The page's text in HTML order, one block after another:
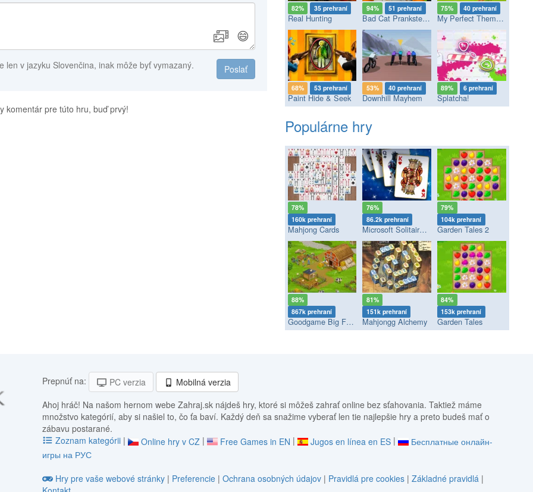
😄
Poslať
len v jazyku Slovenčina, inak môže byť vymazaný.
komentár pre túto hru, buď prvý!
82% 35 prehraní
Real Hunting
94% 51 prehraní
Bad Cat Prankster - Mom’s Return
75% 40 prehraní
My Perfect Theme Park
68% 53 prehraní
Paint Hide & Seek
53% 40 prehraní
Downhill Mayhem
89% 6 prehraní
Splatcha!
Populárne hry
78%
160k prehraní
Mahjong Cards
76%
86.2k prehraní
Microsoft Solitaire Collection
79%
104k prehraní
Garden Tales 2
88%
867k prehraní
Goodgame Big Farm
81%
151k prehraní
Mahjongg Alchemy
84%
153k prehraní
Garden Tales
Prepnúť na: PC verzia
Mobilná verzia
Ahoj hráč! Na našom hernom webe Zahraj.sk nájdeš hry, ktoré si môžeš zahrať online bez sťahovania. Taktiež máme
množstvo kategórií, aby si našiel to, čo ťa baví. Každý deň sa snažime vyberať len tie najlepšie hry a preto budeš mať o
zábavu postarané.
Zoznam kategórii | Online hry v CZ | Free Games in EN | Jugos en línea en ES |
Бесплатные онлайн-
игры на РУС
Hry pre vaše webové stránky | Preferencie | Ochrana osobných údajov| Pravidlá pre cookies| Základné pravidlá|